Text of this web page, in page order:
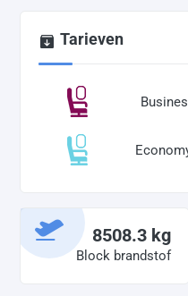
Tarieven
8508.3 kg
Block brandstof